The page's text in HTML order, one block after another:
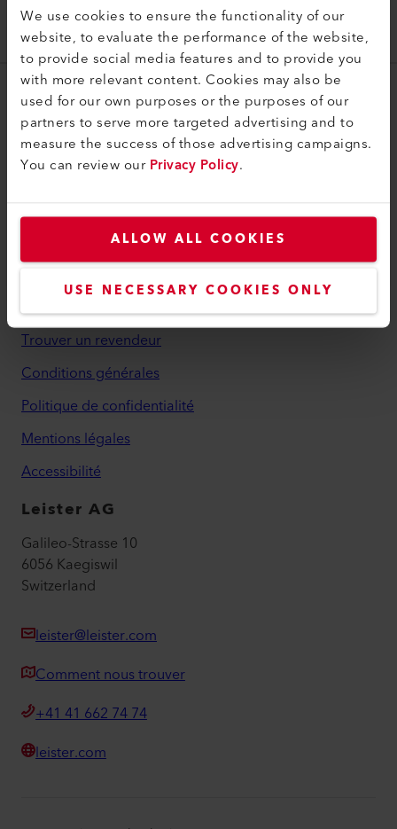
We use cookies to ensure the functionality of our
website, to evaluate the performance of the website,
to provide social media features and to provide you
with more relevant content. Cookies may also be
used for our own purposes or the purposes of our
partners to serve more targeted advertising and to
measure the success of those advertising campaigns.
You can review ourPrivacy Policy.
ALLOW ALL COOKIES
USE NECESSARY COOKIES ONLY
Réflecteur à gouttière (ø 62.0) 400 x 80 x 64 mm
106.175
myLeister
myLeister Account
Academy
myLeister Apps
Contact
Trouver un revendeur
Conditions générales
Politique de confidentialité
Mentions légales
Accessibilité
Leister AG
Galileo-Strasse 10
6056 Kaegiswil
Switzerland
leister@leister.com
Comment nous trouver
+41 41 662 74 74
leister.com